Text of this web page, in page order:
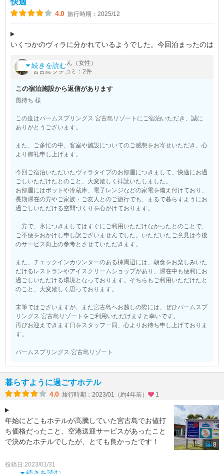
快適
4.0 旅行時期：2025/12
いくつかのヴィラに分かれているようでした。今回泊まったのは
ット、冷蔵庫、電子レンジ他。ただ、氷だけはすぐには利用でき
ませんでしたが。チェックイ
続きを読む
by風待ち さん（女性）
宮古島 クチコミ：2件
この宿泊施設から返信があります
風待ち 様
この度はパームスプリングス 宮古島リゾートにご宿泊いただき、誠に
ありがとうございます。
また、ご多忙の中、客室や施設についてのご感想をお寄せいただき、心
より御礼申し上げます。
今回ご宿泊いただいたヴィラタイプのお部屋につきまして、快適にお過
ごしいただけたとのこと、大変嬉しく拝読いたしました。
お部屋にはポットや冷蔵庫、電子レンジなどの家電を備え付けており、
長期滞在の方やご家族・ご友人とのご旅行でも、まるで暮らすようにお
過ごしいただける空間づくりを心がけております。
一方で、氷につきましてはすぐにご利用いただけなかったとのことで、
ご不便をおかけし申し訳ございませんでした。いただいたご意見は今後
のサービス向上の参考とさせていただきます。
また、チェックインカウンターのある棟周辺には、朝食をお楽しみいた
だけるレストランやアイスクリームショップがあり、滞在中も便利にお
過ごしいただける環境となっております。そちらもご利用いただけたと
のこと、大変嬉しく思っております。
末筆ではございますが、また宮古島へお越しの際には、ぜひパームスプ
リングス 宮古島リゾートをご利用いただけますと幸いです。
再びお迎えできます日をスタッフ一同、心よりお待ち申し上げておりま
す。
パームスプリングス 宮古島リゾート
暮らすように過ごすホテル
4.0 旅行時期：2023/01（約4年前） 1
年始にどこもホテルが高騰していた宮古島でお値打
ち価格だったこと、空港送迎サービスがあったこと
で決めたホテルでしたが、とても良かったです！
まず、送迎はどちらも同じ男性でしたが感じが良
投稿日:2023/01/31
8